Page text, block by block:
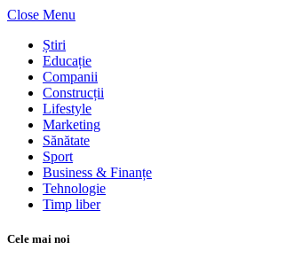
Close Menu
Știri
Educație
Companii
Construcții
Lifestyle
Marketing
Sănătate
Sport
Business & Finanțe
Tehnologie
Timp liber
Cele mai noi